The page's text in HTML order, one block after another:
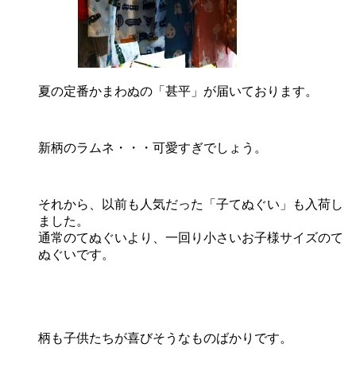
夏の定番かまわぬの「甚平」が届いております。
新柄のラムネ・・・可愛すぎでしょう。
それから、以前も人気だった「子てぬぐい」も入荷し
ました。
通常のてぬぐいより、一回り小さいお子様サイズのて
ぬぐいです。
柄も子供たちが喜びそうなものばかりです。